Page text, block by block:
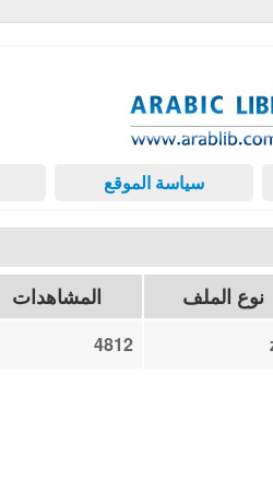
سياسة الموقع
نوع الملف المشاهدات
4812